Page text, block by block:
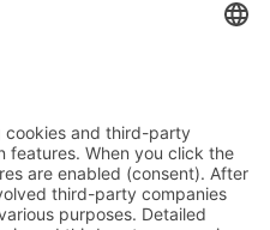
dieser Internetseite,
Verantwortlichen betrieben
Internetbrowser auf dem
der betroffenen Person
Komponente
Komponente
Rahmen dieses technischen